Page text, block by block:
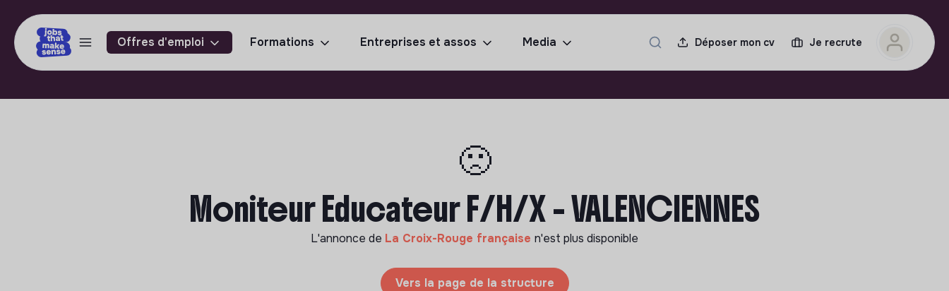
Offres d'emploi Formations Entreprises et assos Media Déposer mon cv Je recrute
🙁
Moniteur Educateur F/H/X - VALENCIENNES
L'annonce de La Croix-Rouge française n'est plus disponible
Vers la page de la structure